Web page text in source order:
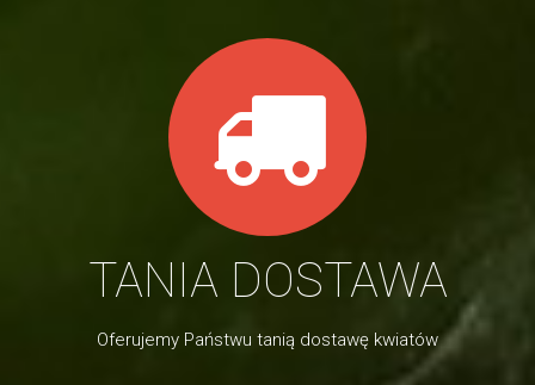
TANIA DOSTAWA
Oferujemy Państwu tanią dostawę kwiatów